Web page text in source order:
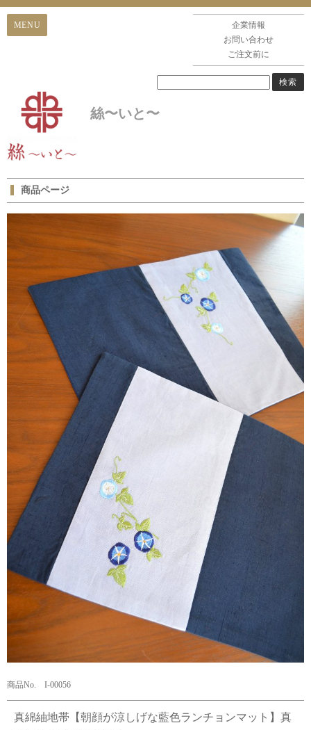
企業情報
お問い合わせ
ご注文前に
絲〜いと〜
商品ページ
商品No. I-00056
真綿紬地帯【朝顔が涼しげな藍色ランチョンマット】真